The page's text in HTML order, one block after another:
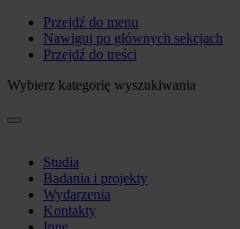
Przejdź do menu
Nawiguj po głównych sekcjach
Przejdź do treści
Wybierz kategorię wyszukiwania
Studia
Badania i projekty
Wydarzenia
Kontakty